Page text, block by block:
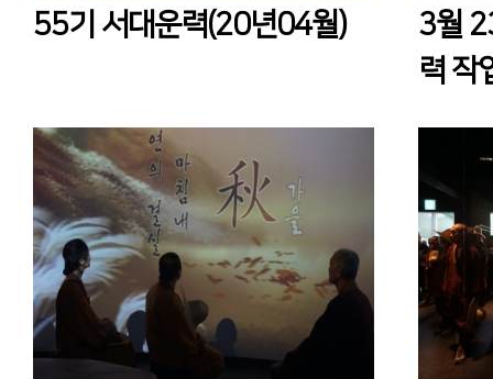
55기 서대운력(20년04월)
3월
력 작